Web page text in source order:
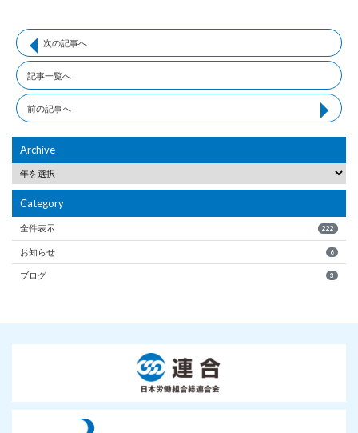
次の記事へ
記事一覧へ
前の記事へ
Archive
Category
全件表示 222
お知らせ 6
ブログ 3